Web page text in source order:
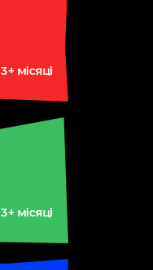
3+ місяці
3+ місяці